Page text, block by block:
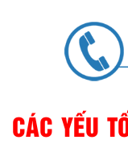
CÁC YẾU